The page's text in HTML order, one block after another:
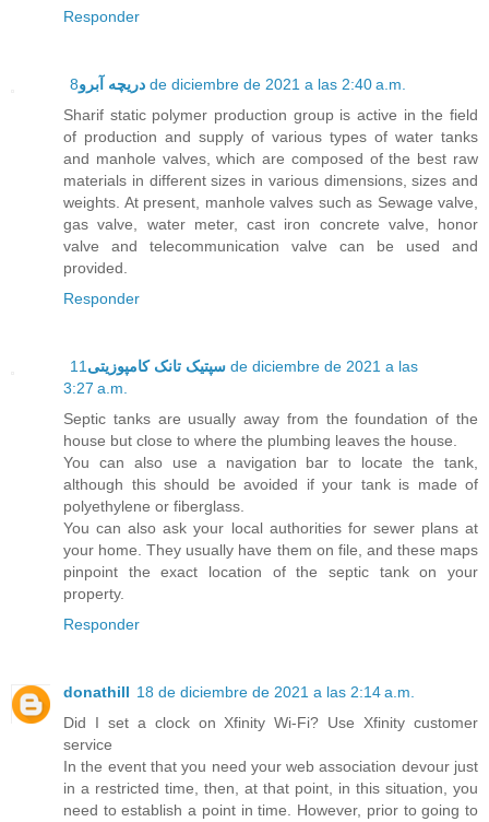
Responder
دریچه آبرو 8 de diciembre de 2021 a las 2:40 a.m.
Sharif static polymer production group is active in the field
of production and supply of various types of water tanks
and manhole valves, which are composed of the best raw
materials in different sizes in various dimensions, sizes and
weights. At present, manhole valves such as Sewage valve,
gas valve, water meter, cast iron concrete valve, honor
valve and telecommunication valve can be used and
provided.
Responder
سپتیک تانک کامپوزیتی 11 de diciembre de 2021 a las
3:27 a.m.
Septic tanks are usually away from the foundation of the
house but close to where the plumbing leaves the house.
You can also use a navigation bar to locate the tank,
although this should be avoided if your tank is made of
polyethylene or fiberglass.
You can also ask your local authorities for sewer plans at
your home. They usually have them on file, and these maps
pinpoint the exact location of the septic tank on your
property.
Responder
donathill 18 de diciembre de 2021 a las 2:14 a.m.
Did I set a clock on Xfinity Wi-Fi? Use Xfinity customer
service
In the event that you need your web association devour just
in a restricted time, then, at that point, in this situation, you
need to establish a point in time. However, prior to going to